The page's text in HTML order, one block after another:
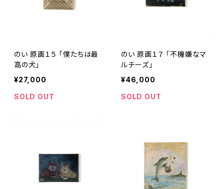
のい 原画１５ 「僕たちは最
高の犬」
¥27,000
SOLD OUT
のい 原画１７ 「不機嫌なマ
ルチーズ」
¥46,000
SOLD OUT